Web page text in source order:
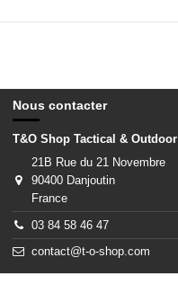
Nous contacter
T&O Shop Tactical & Outdoor
21B Rue du 21 Novembre
90400 Danjoutin
France
03 84 58 46 47
contact@t-o-shop.com